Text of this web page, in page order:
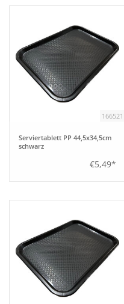
166521
Serviertablett PP 44,5x34,5cm
schwarz
€5,49*